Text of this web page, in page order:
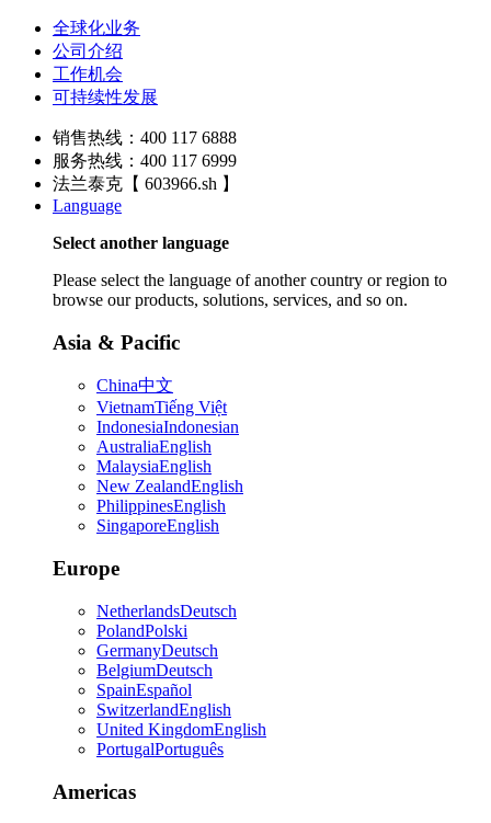
全球化业务
公司介绍
工作机会
可持续性发展
销售热线：400 117 6888
服务热线：400 117 6999
法兰泰克【 603966.sh 】
Language
Select another language
Please select the language of another country or region to
browse our products, solutions, services, and so on.
Asia & Pacific
China中文
VietnamTiếng Việt
IndonesiaIndonesian
AustraliaEnglish
MalaysiaEnglish
New ZealandEnglish
PhilippinesEnglish
SingaporeEnglish
Europe
NetherlandsDeutsch
PolandPolski
GermanyDeutsch
BelgiumDeutsch
SpainEspañol
SwitzerlandEnglish
United KingdomEnglish
PortugalPortuguês
Americas